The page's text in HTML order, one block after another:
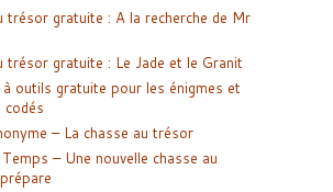
trésor gratuite : A la recherche de Mr
trésor gratuite : Le Jade et le Granit
outils gratuite pour les énigmes et
codés
– La chasse au trésor
Temps – Une nouvelle chasse au